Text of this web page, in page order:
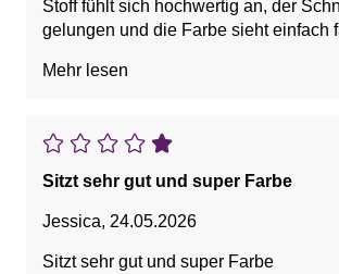
Stoff fühlt sich hochwertig an, der
gelungen und die Farbe sieht einfach
ein schönes Dekolleté.
Ich habe den BH in Größe 85 bestellt
mich darin wie eine Presswurst. Das
eingeschnürt. Während es von vorne
andere als schön.
Mehr lesen
Sitzt sehr gut und super Farbe
Jessica, 24.05.2026
Sitzt sehr gut und super Farbe